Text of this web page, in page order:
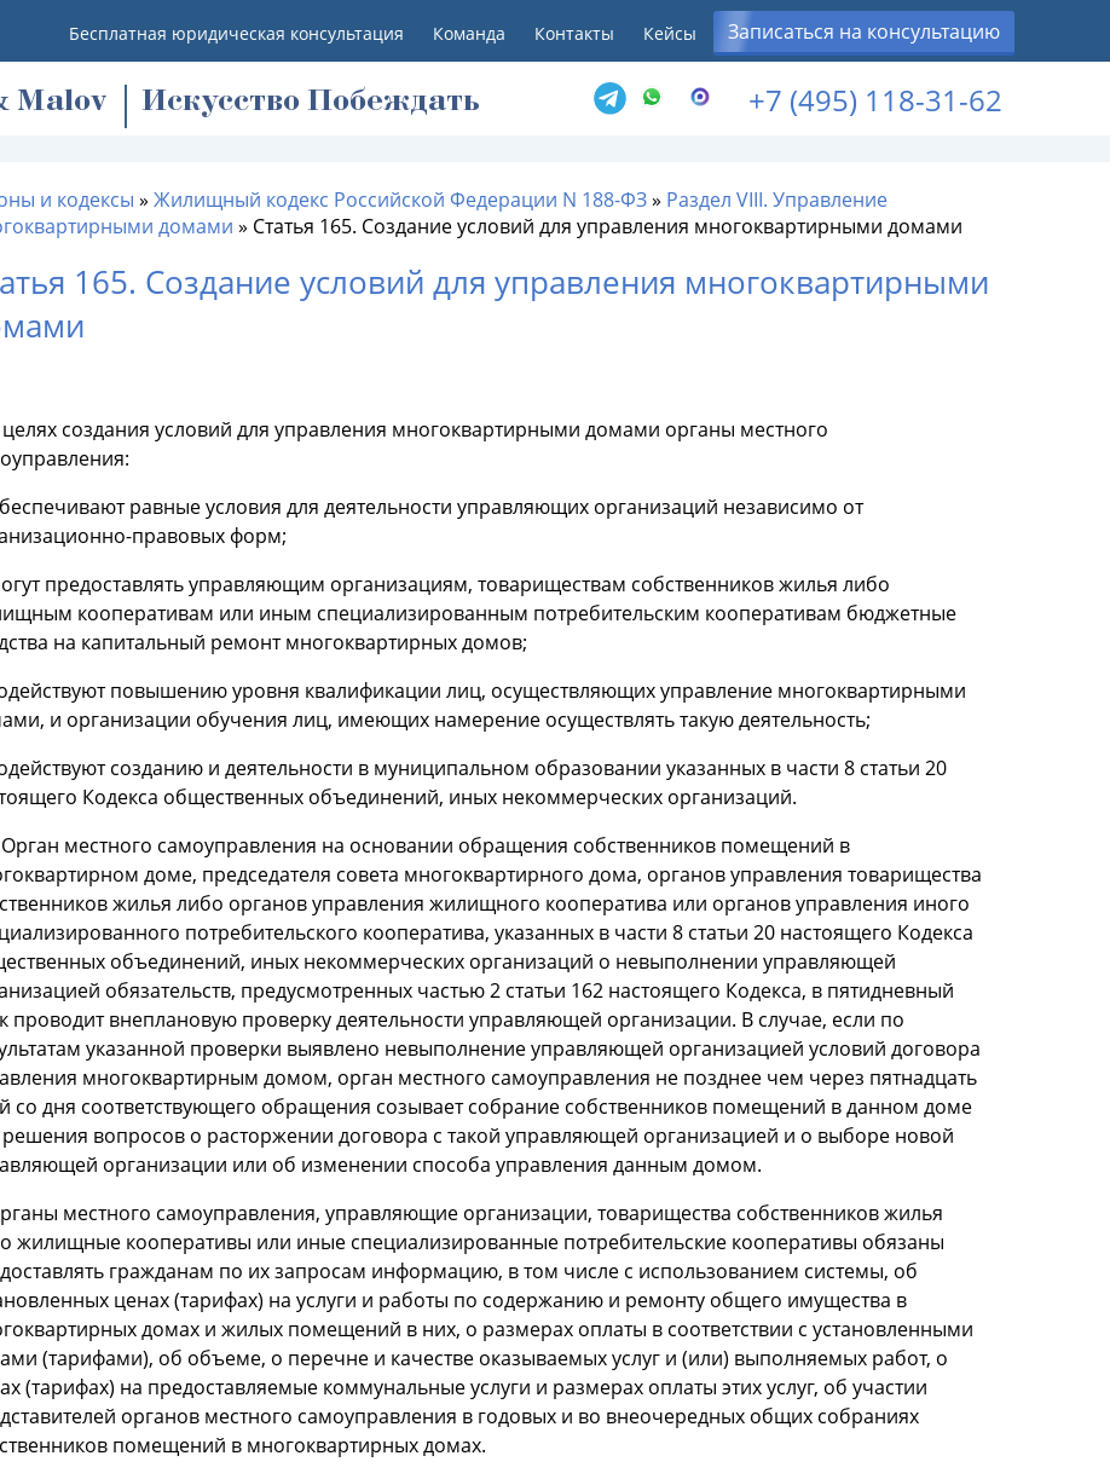
Бесплатная юридическая консультация Команда Контакты Кейсы Записаться на консультацию
Malov Искусство Побеждать +7 (495) 118-31-62
и кодексы » Жилищный кодекс Российской Федерации N 188-ФЗ» Раздел VIII. Управление
домами » Статья 165. Создание условий для управления многоквартирными домами
165. Создание условий для управления многоквартирными
целях создания условий для управления многоквартирными домами органы местного
равные условия для деятельности управляющих организаций независимо от
правовых форм;
предоставлять управляющим организациям, товариществам собственников жилья либо
кооперативам или иным специализированным потребительским кооперативам бюджетные
на капитальный ремонт многоквартирных домов;
повышению уровня квалификации лиц, осуществляющих управление многоквартирными
и организации обучения лиц, имеющих намерение осуществлять такую деятельность;
созданию и деятельности в муниципальном образовании указанных в части 8 статьи 20
Кодекса общественных объединений, иных некоммерческих организаций.
Орган местного самоуправления на основании обращения собственников помещений в
доме, председателя совета многоквартирного дома, органов управления товарищества
жилья либо органов управления жилищного кооператива или органов управления иного
потребительского кооператива, указанных в части 8 статьи 20 настоящего Кодекса
объединений, иных некоммерческих организаций о невыполнении управляющей
обязательств, предусмотренных частью 2 статьи 162 настоящего Кодекса, в пятидневный
проводит внеплановую проверку деятельности управляющей организации. В случае, если по
указанной проверки выявлено невыполнение управляющей организацией условий договора
многоквартирным домом, орган местного самоуправления не позднее чем через пятнадцать
со дня соответствующего обращения созывает собрание собственников помещений в данном доме
вопросов о расторжении договора с такой управляющей организацией и о выборе новой
организации или об изменении способа управления данным домом.
местного самоуправления, управляющие организации, товарищества собственников жилья
жилищные кооперативы или иные специализированные потребительские кооперативы обязаны
гражданам по их запросам информацию, в том числе с использованием системы, об
ценах (тарифах) на услуги и работы по содержанию и ремонту общего имущества в
домах и жилых помещений в них, о размерах оплаты в соответствии с установленными
(тарифами), об объеме, о перечне и качестве оказываемых услуг и (или) выполняемых работ, о
(тарифах) на предоставляемые коммунальные услуги и размерах оплаты этих услуг, об участии
органов местного самоуправления в годовых и во внеочередных общих собраниях
помещений в многоквартирных домах.